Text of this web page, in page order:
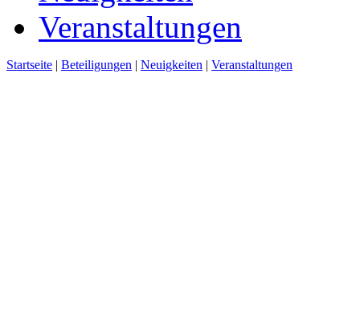
Veranstaltungen
Startseite | Beteiligungen | Neuigkeiten | Veranstaltungen